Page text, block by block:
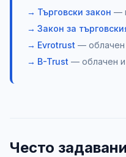
Търговски закон —
Закон за
Evrotrust — облачен
B-Trust — облачен
Често